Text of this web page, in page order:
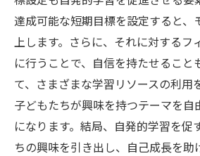
達成可能な短期目標を設定すると、
上します。さらに、それに対するフ
に行うことで、自信を持たせること
て、さまざまな学習リソースの利用
子どもたちが興味を持つテーマを自
になります。結局、自発的学習を促
ちの興味を引き出し、自己成長を